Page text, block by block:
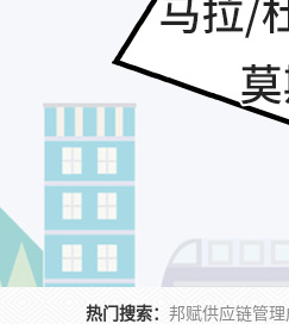
热门搜索：